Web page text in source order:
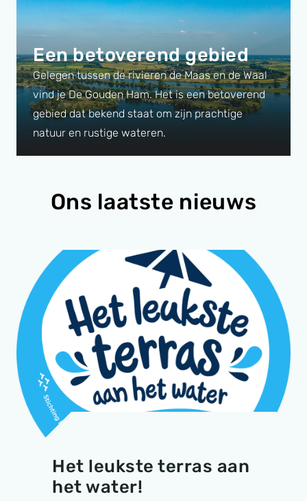
Een betoverend gebied
Gelegen tussen de rivieren de Maas en de Waal
vind je De Gouden Ham. Het is een betoverend
gebied dat bekend staat om zijn prachtige
natuur en rustige wateren.
Ons laatste nieuws
Het leukste terras aan
het water!